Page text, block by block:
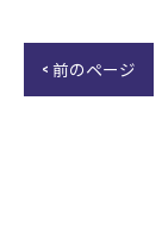
< 前のページ